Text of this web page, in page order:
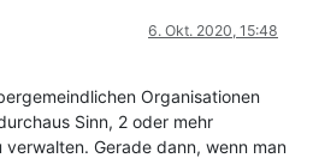
6. Okt. 2020, 15:48
Organisationen
Sinn, 2 oder mehr
Gerade dann, wenn man